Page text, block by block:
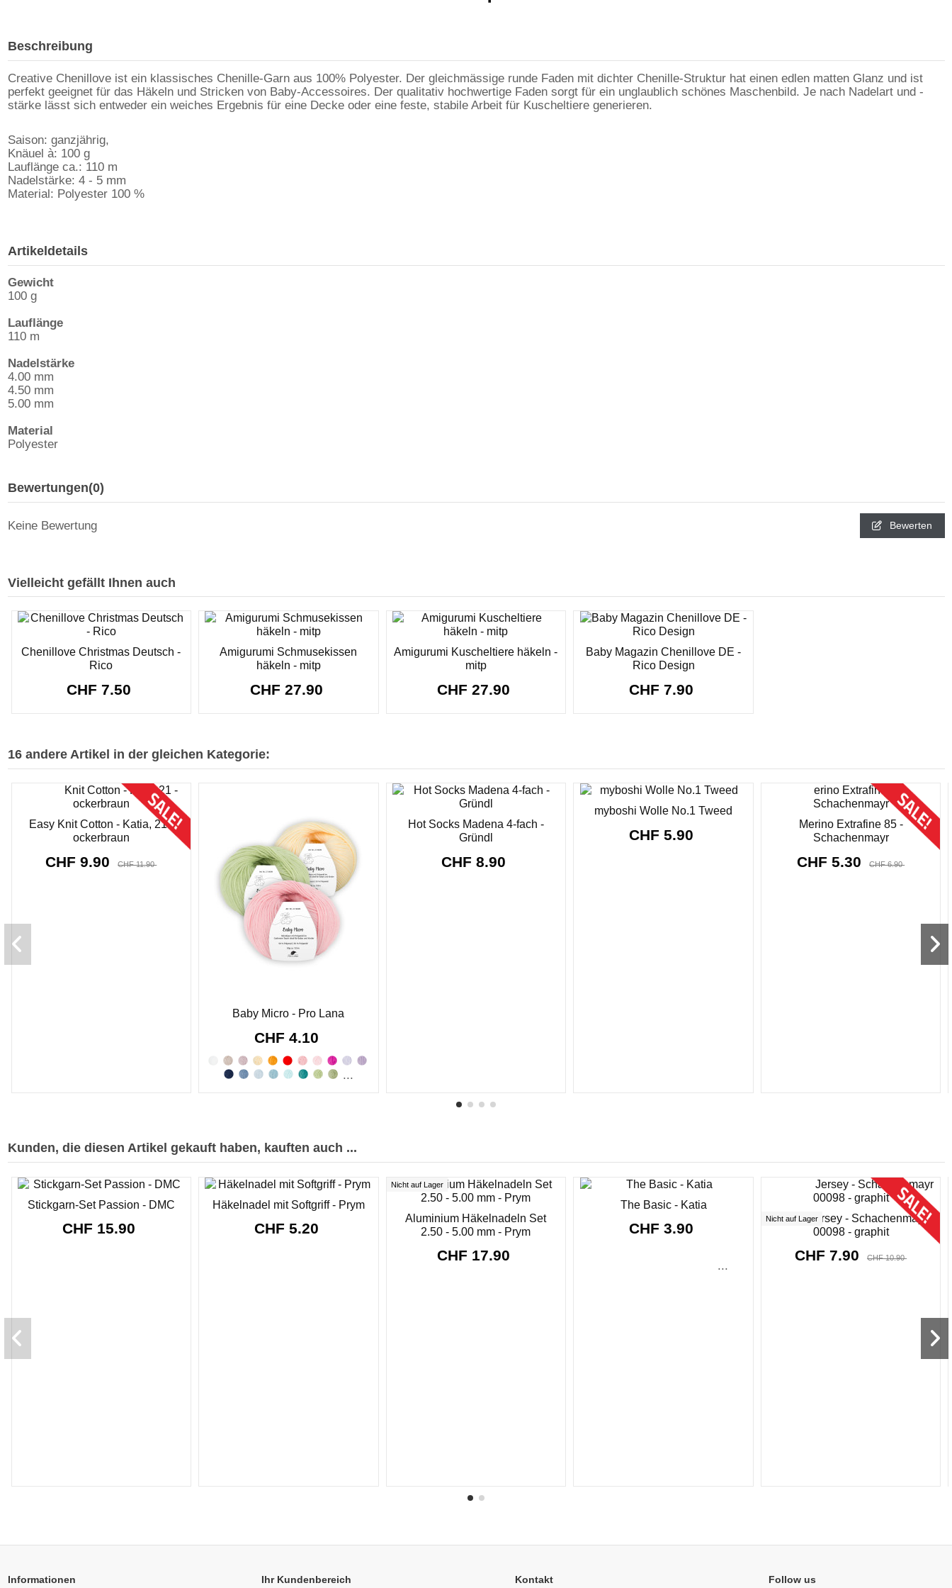
Beschreibung
Creative Chenillove ist ein klassisches Chenille-Garn aus 100% Polyester. Der gleichmässige runde Faden mit dichter Chenille-Struktur hat einen edlen matten Glanz und ist
perfekt geeignet für das Häkeln und Stricken von Baby-Accessoires. Der qualitativ hochwertige Faden sorgt für ein unglaublich schönes Maschenbild. Je nach Nadelart und -
stärke lässt sich entweder ein weiches Ergebnis für eine Decke oder eine feste, stabile Arbeit für Kuscheltiere generieren.
Saison: ganzjährig,
Knäuel à: 100 g
Lauflänge ca.: 110 m
Nadelstärke: 4 - 5 mm
Material: Polyester 100 %
Artikeldetails
Gewicht
100 g
Lauflänge
110 m
Nadelstärke
4.00 mm
4.50 mm
5.00 mm
Material
Polyester
Bewertungen(0)
Keine Bewertung Bewerten
Vielleicht gefällt Ihnen auch
Chenillove Christmas Deutsch -
Rico
CHF 7.50
Amigurumi Schmusekissen
häkeln - mitp
CHF 27.90
Amigurumi Kuscheltiere häkeln -
mitp
CHF 27.90
Baby Magazin Chenillove DE -
Rico Design
CHF 7.90
16 andere Artikel in der gleichen Kategorie:
Easy Knit Cotton - Katia, 21 -
ockerbraun
CHF 9.90 CHF 11.90
Baby Micro - Pro Lana
CHF 4.10
...
Hot Socks Madena 4-fach -
Gründl
CHF 8.90
myboshi Wolle No.1 Tweed
CHF 5.90
Merino Extrafine 85 -
Schachenmayr
CHF 5.30 CHF 6.90
Kunden, die diesen Artikel gekauft haben, kauften auch ...
Stickgarn-Set Passion - DMC
CHF 15.90
Häkelnadel mit Softgriff - Prym
CHF 5.20
Nicht auf Lager
Aluminium Häkelnadeln Set
2.50 - 5.00 mm - Prym
CHF 17.90
The Basic - Katia
CHF 3.90
...
Nicht auf Lager
Cotton Jersey - Schachenmayr,
00098 - graphit
CHF 7.90 CHF 10.90
Informationen Ihr Kundenbereich Kontakt Follow us